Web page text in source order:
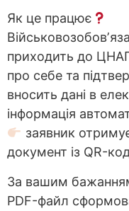
Як це працює
приходить до
про себе та
вносить дані в
інформація
заявник
документ із QR-
За вашим
PDF-файл